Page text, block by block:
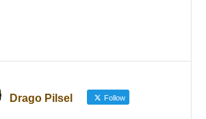
Drago Pilsel Follow